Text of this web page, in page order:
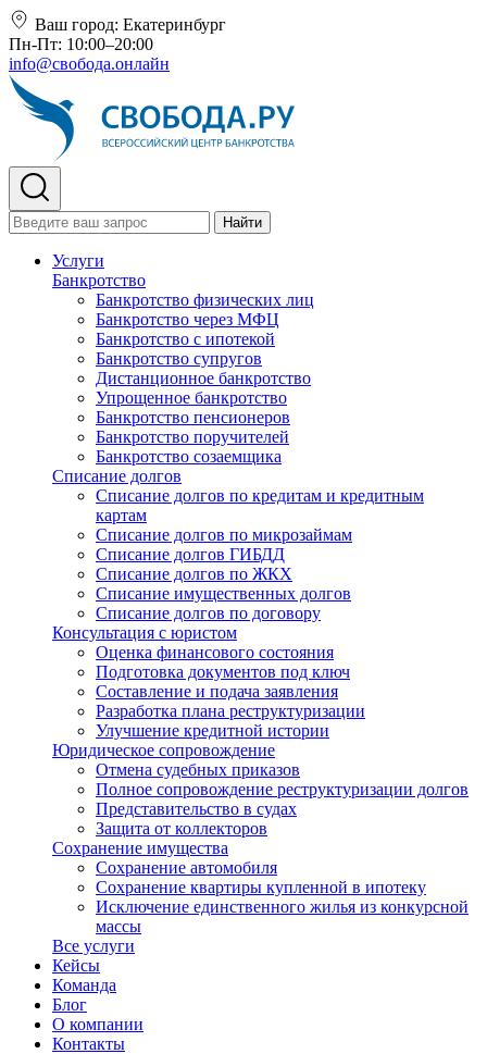
Ваш город: Екатеринбург
Пн-Пт: 10:00–20:00
info@свобода.онлайн
Найти
Услуги
Банкротство
Банкротство физических лиц
Банкротство через МФЦ
Банкротство с ипотекой
Банкротство супругов
Дистанционное банкротство
Упрощенное банкротство
Банкротство пенсионеров
Банкротство поручителей
Банкротство созаемщика
Списание долгов
Списание долгов по кредитам и кредитным
картам
Списание долгов по микрозаймам
Списание долгов ГИБДД
Списание долгов по ЖКХ
Списание имущественных долгов
Списание долгов по договору
Консультация с юристом
Оценка финансового состояния
Подготовка документов под ключ
Составление и подача заявления
Разработка плана реструктуризации
Улучшение кредитной истории
Юридическое сопровождение
Отмена судебных приказов
Полное сопровождение реструктуризации долгов
Представительство в судах
Защита от коллекторов
Сохранение имущества
Сохранение автомобиля
Сохранение квартиры купленной в ипотеку
Исключение единственного жилья из конкурсной
массы
Все услуги
Кейсы
Команда
Блог
О компании
Контакты